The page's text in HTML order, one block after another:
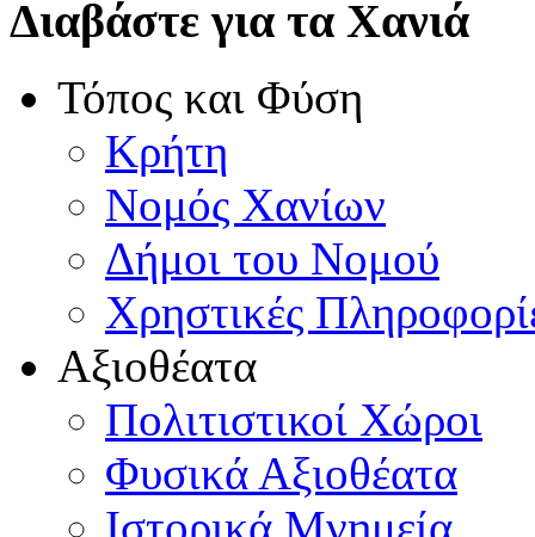
Διαβάστε για τα Χανιά
Τόπος και Φύση
Κρήτη
Νομός Χανίων
Δήμοι του Νομού
Χρηστικές
Αξιοθέατα
Πολιτιστικοί Χώροι
Φυσικά Αξιοθέατα